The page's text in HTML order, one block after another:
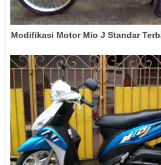
Modifikasi Motor Mio J Standar